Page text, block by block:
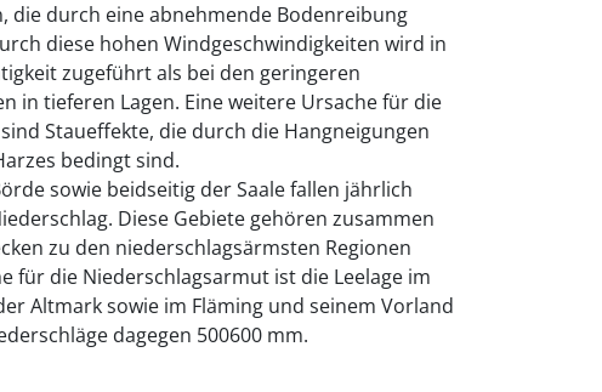
die durch eine abnehmende Bodenreibung
diese hohen Windgeschwindigkeiten wird in
zugeführt als bei den geringeren
in tieferen Lagen. Eine weitere Ursache für die
Staueffekte, die durch die Hangneigungen
bedingt sind.
sowie beidseitig der Saale fallen jährlich
Diese Gebiete gehören zusammen
zu den niederschlagsärmsten Regionen
für die Niederschlagsarmut ist die Leelage im
Altmark sowie im Fläming und seinem Vorland
dagegen 500600 mm.